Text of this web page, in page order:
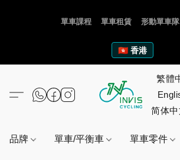
單車課程 單車租賃 形動單車隊
🇭🇰 香港
品牌 單車/平衡車 單車零件